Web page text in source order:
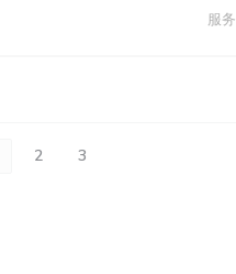
服务
2 3